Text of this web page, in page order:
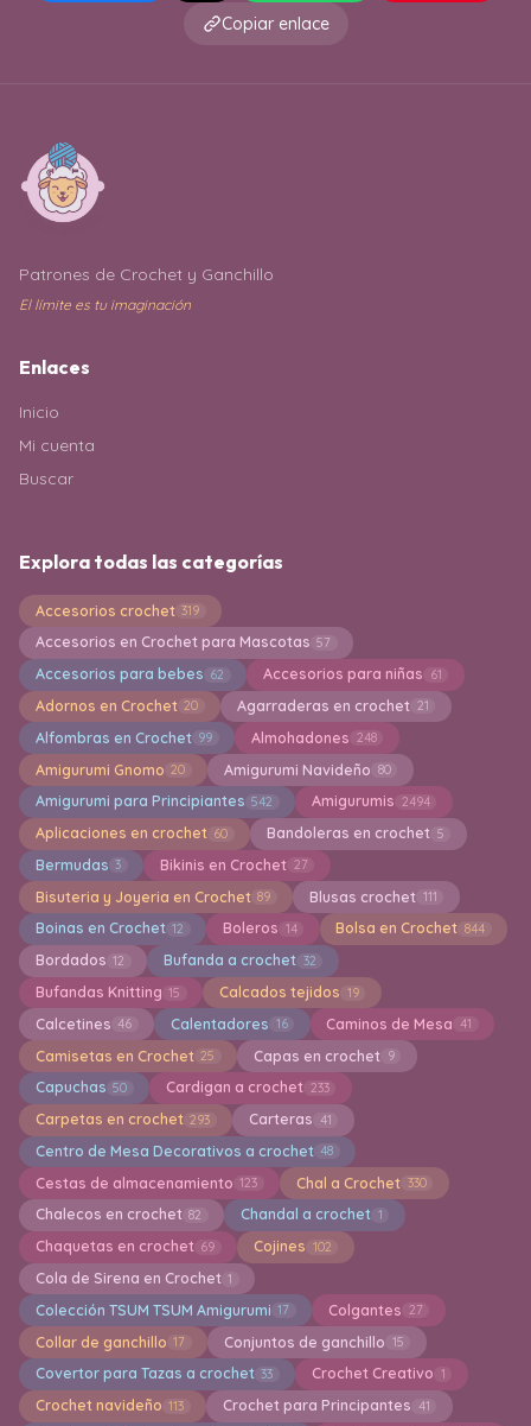
Copiar enlace
Patrones de Crochet y Ganchillo
El límite es tu imaginación
Enlaces
Inicio
Mi cuenta
Buscar
Explora todas las categorías
Accesorios crochet 319
Accesorios en Crochet para Mascotas 57
Accesorios para bebes 62 Accesorios para niñas 61
Adornos en Crochet 20 Agarraderas en crochet 21
Alfombras en Crochet 99 Almohadones 248
Amigurumi Gnomo 20 Amigurumi Navideño 80
Amigurumi para Principiantes 542 Amigurumis 2494
Aplicaciones en crochet 60 Bandoleras en crochet 5
Bermudas 3 Bikinis en Crochet 27
Bisuteria y Joyeria en Crochet 89 Blusas crochet 111
Boinas en Crochet 12 Boleros 14 Bolsa en Crochet 844
Bordados 12 Bufanda a crochet 32
Bufandas Knitting 15 Calcados tejidos 19
Calcetines 46 Calentadores 16 Caminos de Mesa 41
Camisetas en Crochet 25 Capas en crochet 9
Capuchas 50 Cardigan a crochet 233
Carpetas en crochet 293 Carteras 41
Centro de Mesa Decorativos a crochet 48
Cestas de almacenamiento 123 Chal a Crochet 330
Chalecos en crochet 82 Chandal a crochet 1
Chaquetas en crochet 69 Cojines 102
Cola de Sirena en Crochet 1
Colección TSUM TSUM Amigurumi 17 Colgantes 27
Collar de ganchillo 17 Conjuntos de ganchillo 15
Covertor para Tazas a crochet 33 Crochet Creativo 1
Crochet navideño 113 Crochet para Principantes 41